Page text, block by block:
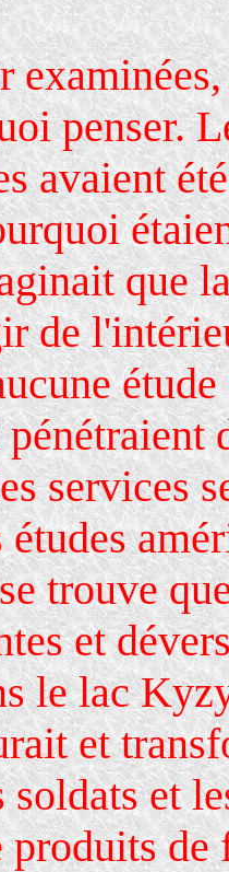
penser.
avaient
que
de
services
trouve
et
le lac
et
soldats et
produits